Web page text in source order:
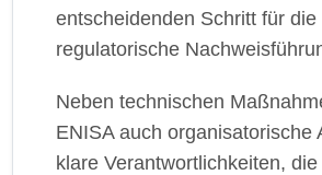
entscheidenden Schritt für die
regulatorische
Neben technischen
ENISA auch organisatorische
klare Verantwortlichkeiten,